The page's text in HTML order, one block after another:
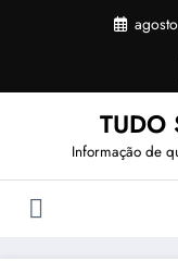
TUDO
Informação de